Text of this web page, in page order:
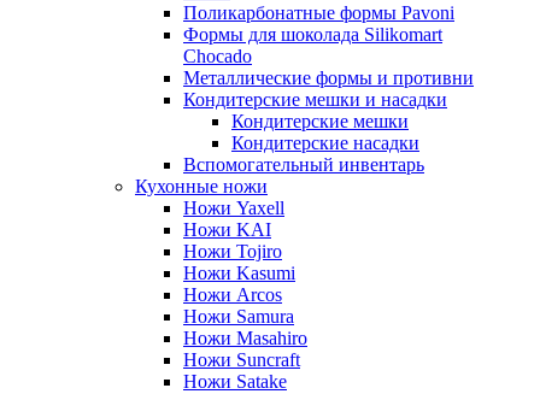
Поликарбонатные формы Pavoni
Формы для шоколада Silikomart
Chocado
Металлические формы и противни
Кондитерские мешки и насадки
Кондитерские мешки
Кондитерские насадки
Вспомогательный инвентарь
Кухонные ножи
Ножи Yaxell
Ножи KAI
Ножи Tojiro
Ножи Kasumi
Ножи Arcos
Ножи Samura
Ножи Masahiro
Ножи Suncraft
Ножи Satake